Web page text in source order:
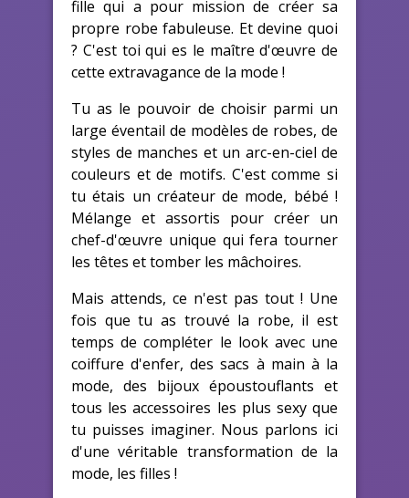
fille qui a pour mission de créer sa
propre robe fabuleuse. Et devine quoi
? C'est toi qui es le maître d'œuvre de
cette extravagance de la mode !
Tu as le pouvoir de choisir parmi un
large éventail de modèles de robes, de
styles de manches et un arc-en-ciel de
couleurs et de motifs. C'est comme si
tu étais un créateur de mode, bébé !
Mélange et assortis pour créer un
chef-d'œuvre unique qui fera tourner
les têtes et tomber les mâchoires.
Mais attends, ce n'est pas tout ! Une
fois que tu as trouvé la robe, il est
temps de compléter le look avec une
coiffure d'enfer, des sacs à main à la
mode, des bijoux époustouflants et
tous les accessoires les plus sexy que
tu puisses imaginer. Nous parlons ici
d'une véritable transformation de la
mode, les filles !